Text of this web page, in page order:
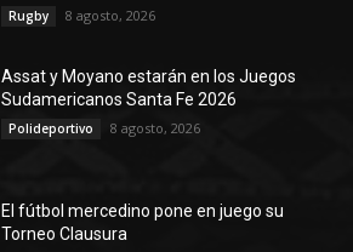
Rugby 8 agosto, 2026
Assat y Moyano estarán en los Juegos
Sudamericanos Santa Fe 2026
Polideportivo 8 agosto, 2026
El fútbol mercedino pone en juego su
Torneo Clausura